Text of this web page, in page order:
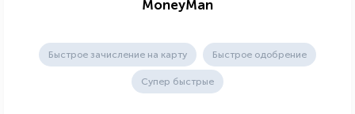
MoneyMan
Быстрое зачисление на карту Быстрое одобрение
Супер быстрые